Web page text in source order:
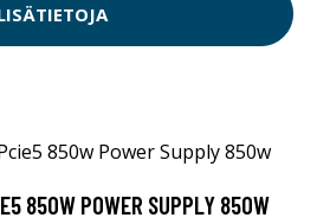
850W POWER SUPPLY 850W